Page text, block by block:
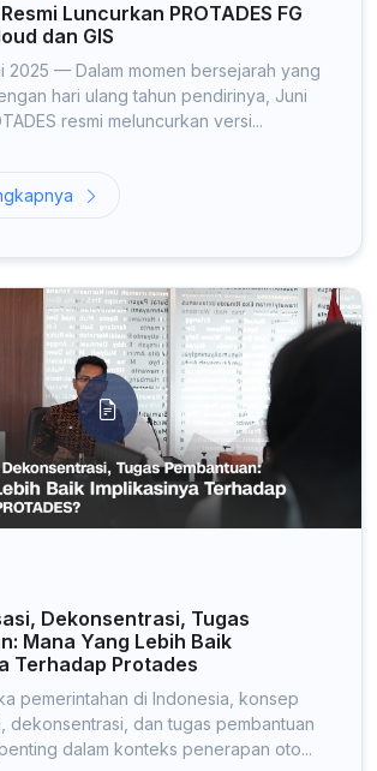
Luncurkan PROTADES FG
dan GIS
2025 — Dalam momen bersejarah yang
hari ulang tahun pendirinya, Juni
resmi meluncurkan versi...
Dekonsentrasi, Tugas
Mana Yang Lebih Baik
Terhadap Protades
pemerintahan di Indonesia, konsep
dekonsentrasi, dan tugas pembantuan
dalam konteks penerapan oto...